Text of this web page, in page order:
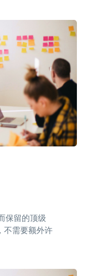
保留的顶级
不需要额外许